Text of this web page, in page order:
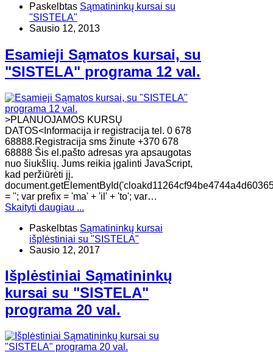
Paskelbtas Sąmatininkų kursai su
"SISTELA"
Sausio 12, 2013
Esamieji Sąmatos kursai, su
"SISTELA" programa 12 val.
>PLANUOJAMOS KURSŲ
DATOS<Informacija ir registracija tel. 0 678
68888.Registracija sms žinute +370 678
68888 Šis el.pašto adresas yra apsaugotas
nuo šiukšlių. Jums reikia įgalinti JavaScript,
kad peržiūrėti jį.
= ''; var prefix = 'ma' + 'il' + 'to'; var…
Skaityti daugiau ...
Paskelbtas Sąmatininkų kursai
išplėstiniai su "SISTELA"
Sausio 12, 2017
Išplėstiniai Sąmatininkų
kursai su "SISTELA"
programa 20 val.